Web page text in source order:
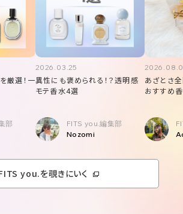
厳選！一
部
2026.03.25
異性にも褒められる！？透明感
モテ香水4選
FITS you.編集部
Nozomi
あざとさ
おすすめ
you.を覗きにいく